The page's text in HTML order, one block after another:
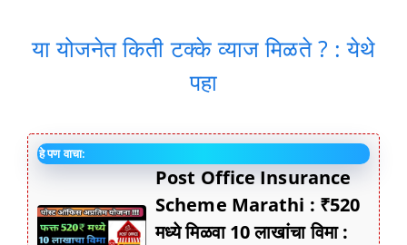
या योजनेत किती टक्के व्याज मिळते ? : येथे
पहा
हे पण वाचा:
Post Office Insurance
Scheme Marathi : ₹520
मध्ये मिळवा 10 लाखांचा विमा :